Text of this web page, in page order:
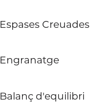
Espases Creuades
Engranatge
Balanç d'equilibri